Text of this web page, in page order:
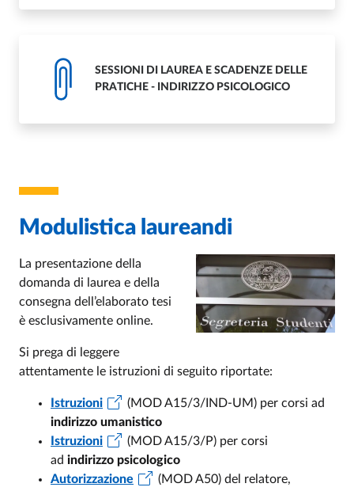
SESSIONI DI LAUREA E SCADENZE DELLE
PRATICHE - INDIRIZZO PSICOLOGICO
Modulistica laureandi
La presentazione della
domanda di laurea e della
consegna dell’elaborato tesi
è esclusivamente online.
Si prega di leggere
attentamente le istruzioni di seguito riportate:
Istruzioni
(MOD A15/3/IND-UM) per corsi ad
indirizzo umanistico
Istruzioni
(MOD A15/3/P) per corsi
ad indirizzo psicologico
Autorizzazione
(MOD A50) del relatore,